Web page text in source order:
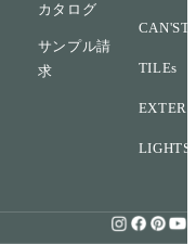
カタログ
サンプル請
求
TILEs
LIGHTS